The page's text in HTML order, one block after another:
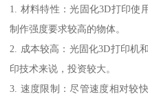
1. 材料特性：光固化3D打印使
制作强度要求较高的物体。
2. 成本较高：光固化3D打印机
印技术来说，投资较大。
3. 速度限制：尽管速度相对较